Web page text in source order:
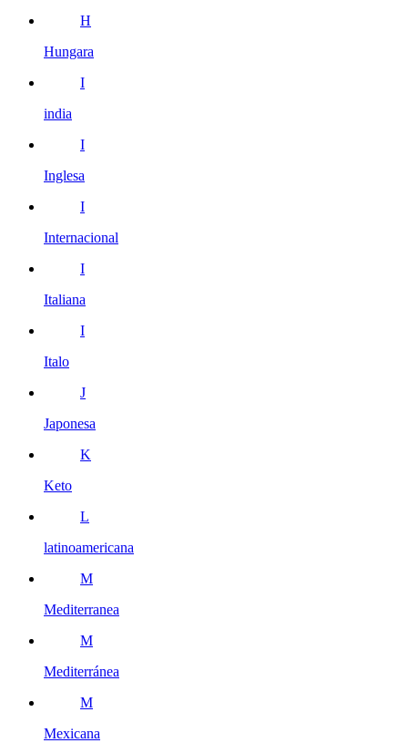
H
Hungara
I
india
I
Inglesa
I
Internacional
I
Italiana
I
Italo
J
Japonesa
K
Keto
L
latinoamericana
M
Mediterranea
M
Mediterránea
M
Mexicana